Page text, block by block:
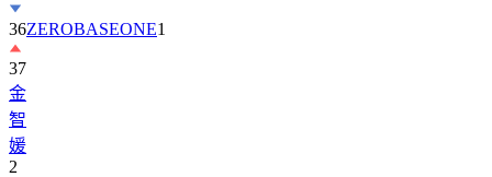
36ZEROBASEONE1
37
金
智
媛
2